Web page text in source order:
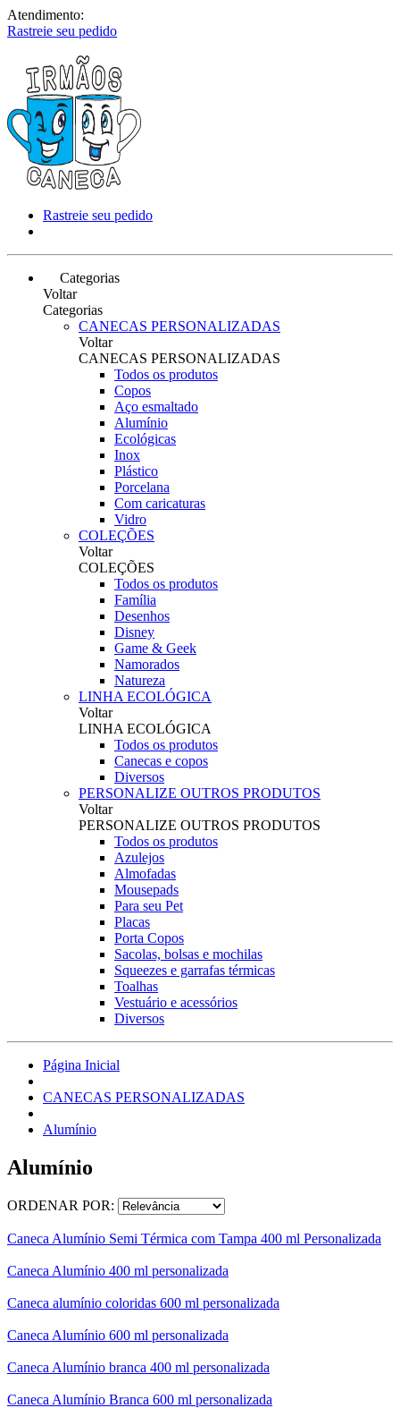
Atendimento:
Rastreie seu pedido
Rastreie seu pedido
Categorias
Voltar
Categorias
CANECAS PERSONALIZADAS
Voltar
CANECAS PERSONALIZADAS
Todos os produtos
Copos
Aço esmaltado
Alumínio
Ecológicas
Inox
Plástico
Porcelana
Com caricaturas
Vidro
COLEÇÕES
Voltar
COLEÇÕES
Todos os produtos
Família
Desenhos
Disney
Game & Geek
Namorados
Natureza
LINHA ECOLÓGICA
Voltar
LINHA ECOLÓGICA
Todos os produtos
Canecas e copos
Diversos
PERSONALIZE OUTROS PRODUTOS
Voltar
PERSONALIZE OUTROS PRODUTOS
Todos os produtos
Azulejos
Almofadas
Mousepads
Para seu Pet
Placas
Porta Copos
Sacolas, bolsas e mochilas
Squeezes e garrafas térmicas
Toalhas
Vestuário e acessórios
Diversos
Página Inicial
CANECAS PERSONALIZADAS
Alumínio
Alumínio
ORDENAR POR:
Caneca Alumínio Semi Térmica com Tampa 400 ml Personalizada
Caneca Alumínio 400 ml personalizada
Caneca alumínio coloridas 600 ml personalizada
Caneca Alumínio 600 ml personalizada
Caneca Alumínio branca 400 ml personalizada
Caneca Alumínio Branca 600 ml personalizada